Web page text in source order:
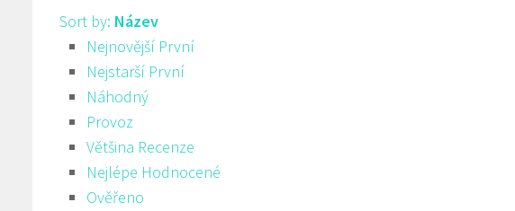
Sort by: Název
Nejnovější První
Nejstarší První
Náhodný
Provoz
Většina Recenze
Nejlépe Hodnocené
Ověřeno